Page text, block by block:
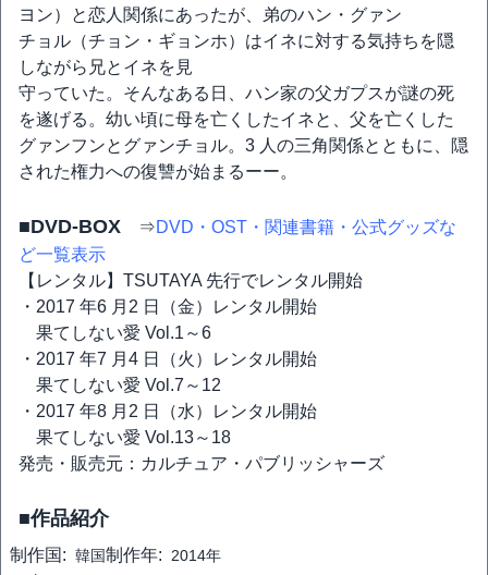
ヨン）と恋人関係にあったが、弟のハン・グァン
チョル（チョン・ギョンホ）はイネに対する気持ちを隠
しながら兄とイネを見
守っていた。そんなある日、ハン家の父ガプスが謎の死
を遂げる。幼い頃に母を亡くしたイネと、父を亡くした
グァンフンとグァンチョル。3 人の三角関係とともに、隠
された権力への復讐が始まるーー。
■DVD-BOX ⇒DVD・OST・関連書籍・公式グッズな
ど一覧表示
【レンタル】TSUTAYA 先行でレンタル開始
・2017 年6 月2 日（金）レンタル開始
果てしない愛 Vol.1～6
・2017 年7 月4 日（火）レンタル開始
果てしない愛 Vol.7～12
・2017 年8 月2 日（水）レンタル開始
果てしない愛 Vol.13～18
発売・販売元：カルチュア・パブリッシャーズ
■作品紹介
制作国: 韓国制作年: 2014年